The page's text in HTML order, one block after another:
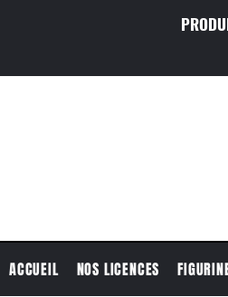
ACCUEIL NOS LICENCES